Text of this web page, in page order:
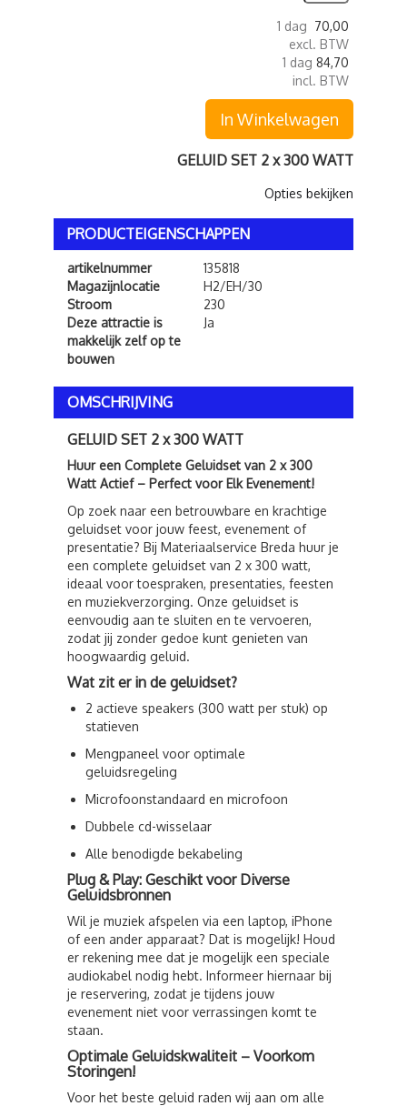
1 dag 70,00
excl. BTW
1 dag 84,70
incl. BTW
In Winkelwagen
GELUID SET 2 x 300 WATT
Opties bekijken
PRODUCTEIGENSCHAPPEN
artikelnummer
135818
Magazijnlocatie
H2/EH/30
Stroom
230
Deze attractie is
makkelijk zelf op te
bouwen
Ja
OMSCHRIJVING
GELUID SET 2 x 300 WATT
Huur een Complete Geluidset van 2 x 300
Watt Actief – Perfect voor Elk Evenement!
Op zoek naar een betrouwbare en krachtige
geluidset voor jouw feest, evenement of
presentatie? Bij Materiaalservice Breda huur je
een complete geluidset van 2 x 300 watt,
ideaal voor toespraken, presentaties, feesten
en muziekverzorging. Onze geluidset is
eenvoudig aan te sluiten en te vervoeren,
zodat jij zonder gedoe kunt genieten van
hoogwaardig geluid.
Wat zit er in de geluidset?
2 actieve speakers (300 watt per stuk) op
statieven
Mengpaneel voor optimale
geluidsregeling
Microfoonstandaard en microfoon
Dubbele cd-wisselaar
Alle benodigde bekabeling
Plug & Play: Geschikt voor Diverse
Geluidsbronnen
Wil je muziek afspelen via een laptop, iPhone
of een ander apparaat? Dat is mogelijk! Houd
er rekening mee dat je mogelijk een speciale
audiokabel nodig hebt. Informeer hiernaar bij
je reservering, zodat je tijdens jouw
evenement niet voor verrassingen komt te
staan.
Optimale Geluidskwaliteit – Voorkom
Storingen!
Voor het beste geluid raden wij aan om alle